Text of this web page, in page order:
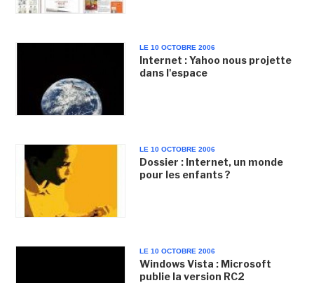
LE 10 OCTOBRE 2006
Internet : Yahoo nous projette
dans l'espace
LE 10 OCTOBRE 2006
Dossier : Internet, un monde
pour les enfants ?
LE 10 OCTOBRE 2006
Windows Vista : Microsoft
publie la version RC2